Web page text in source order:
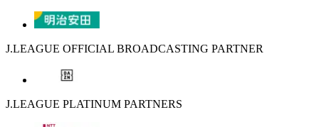
J.LEAGUE OFFICIAL BROADCASTING PARTNER
J.LEAGUE PLATINUM PARTNERS